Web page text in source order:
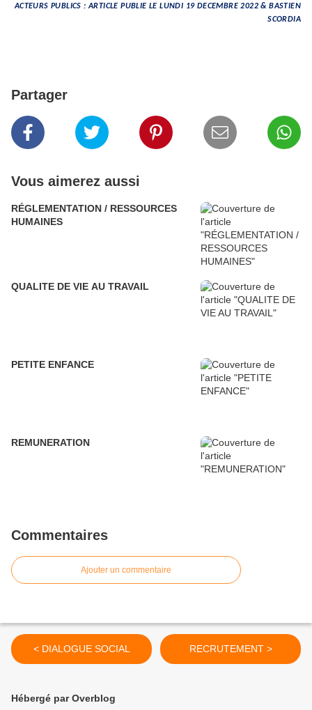
ACTEURS PUBLICS : ARTICLE PUBLIE LE LUNDI 19 DECEMBRE 2022 & BASTIEN
SCORDIA
Partager
Vous aimerez aussi
RÉGLEMENTATION / RESSOURCES
HUMAINES
QUALITE DE VIE AU TRAVAIL
PETITE ENFANCE
REMUNERATION
Commentaires
Ajouter un commentaire
< DIALOGUE SOCIAL RECRUTEMENT >
Hébergé par Overblog